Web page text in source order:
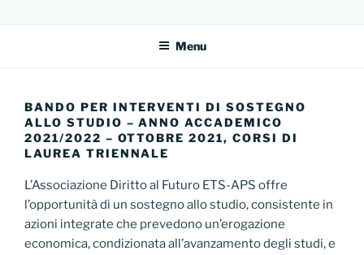
al DIRITTO AL FUTURO
Menu
BANDO PER INTERVENTI DI SOSTEGNO
ALLO STUDIO – ANNO ACCADEMICO
2021/2022 – OTTOBRE 2021, CORSI DI
LAUREA TRIENNALE
L’Associazione Diritto al Futuro ETS-APS offre
l’opportunità di un sostegno allo studio, consistente in
azioni integrate che prevedono un’erogazione
economica, condizionata all’avanzamento degli studi, e